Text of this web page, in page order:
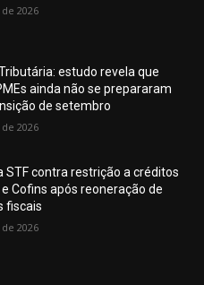
2026
estudo revela que
ainda não se prepararam
de setembro
2026
STF contra restrição a créditos
e Cofins após reoneração de
fiscais
2026